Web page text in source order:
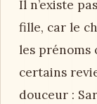
Il n’existe
fille, car le
les prénoms
certains
douceur :